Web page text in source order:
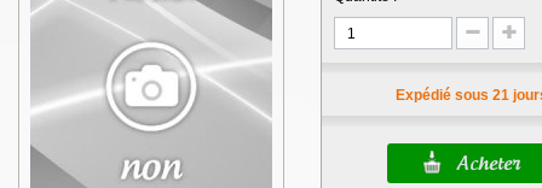
Expédié sous 21